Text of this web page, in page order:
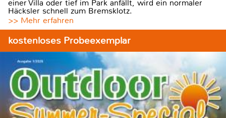
einer Villa oder tief im Park anfällt, wird ein normaler
Häcksler schnell zum Bremsklotz.
>> Mehr erfahren
kostenloses Probeexemplar